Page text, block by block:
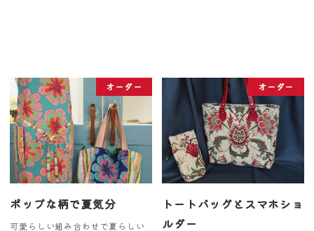
オーダー
ポップな柄で夏気分
可愛らしい組み合わせで夏らしい
オーダー
トートバッグとスマホショ
ルダー